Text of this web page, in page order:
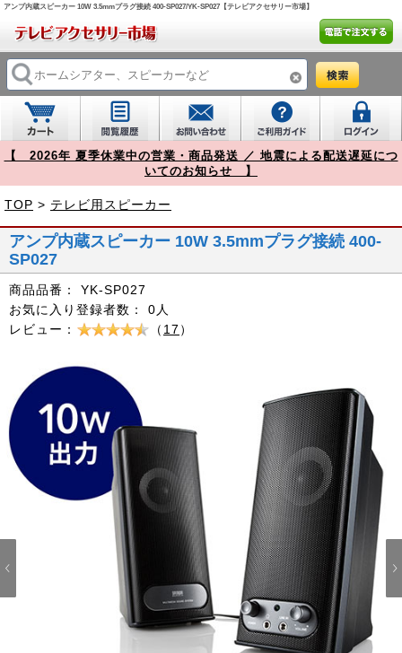
アンプ内蔵スピーカー 10W 3.5mmプラグ接続 400-SP027/YK-SP027【テレビアクセサリー市場】
【 2026年 夏季休業中の営業・商品発送 ／ 地震による配送遅延につ
いてのお知らせ 】
TOP > テレビ用スピーカー
アンプ内蔵スピーカー 10W 3.5mmプラグ接続 400-
SP027
商品品番：
YK-SP027
お気に入り登録者数：
0人
レビュー：
（ 17 ）